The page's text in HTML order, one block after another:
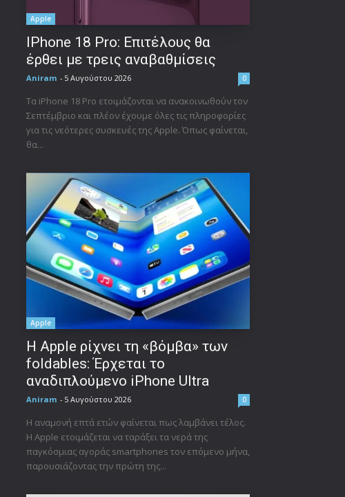
Apple
IPhone 18 Pro: Επιτέλους θα
έρθει με τρεις αναβαθμίσεις
Aniram - 5 Αυγούστου 2026 0
Τα iPhone 18 Pro ετοιμάζονται να ανακοινωθούν τον
Σεπτέμβριο και πλέον έχουμε όλες τις πληροφορίες
για τις νεότερες συσκευές της Apple. Όπως φαίνεται,
θα...
Apple
Η Apple ρίχνει τη «βόμβα» των
foldables: Έρχεται το
αναδιπλούμενο iPhone Ultra
Aniram - 5 Αυγούστου 2026 0
Η αναμονή επτά ετών φαίνεται πως λαμβάνει τέλος.
Η Apple ετοιμάζεται να ταράξει τα νερά της
παγκόσμιας αγοράς smartphones τον επόμενο μήνα,
παρουσιάζοντας την πρώτη της...